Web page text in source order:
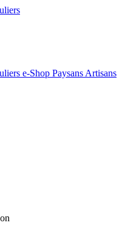
e-Shop Paysans Artisans